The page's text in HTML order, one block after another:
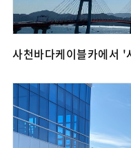
사천바다케이블카에서 '